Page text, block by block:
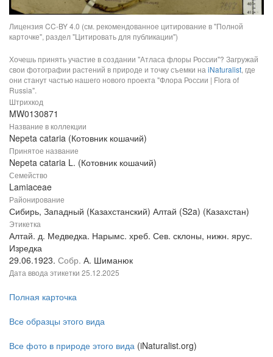
Лицензия CC-BY 4.0 (см. рекомендованное цитирование в "Полной
карточке", раздел "Цитировать для публикации")
Хочешь принять участие в создании "Атласа флоры России"? Загружай
свои фотографии растений в природе и точку съемки на iNaturalist, где
они станут частью нашего нового проекта "Флора России | Flora of
Russia".
Штрихкод
MW0130871
Название в коллекции
Nepeta cataria (Котовник кошачий)
Принятое название
Nepeta cataria L. (Котовник кошачий)
Семейство
Lamiaceae
Районирование
Сибирь, Западный (Казахстанский) Алтай (S2a) (Казахстан)
Этикетка
Алтай. д. Медведка. Нарымс. хреб. Сев. склоны, нижн. ярус.
Изредка
29.06.1923. Собр. А. Шиманюк
Дата ввода этикетки 25.12.2025
Полная карточка
Все образцы этого вида
Все фото в природе этого вида (iNaturalist.org)